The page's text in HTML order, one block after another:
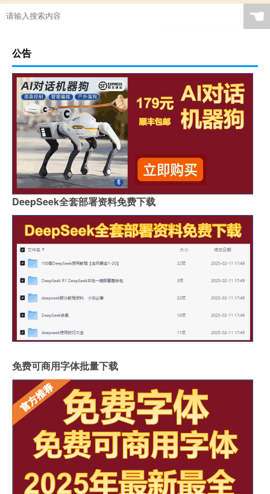
☚
公告
DeepSeek全套部署资料免费下载
免费可商用字体批量下载